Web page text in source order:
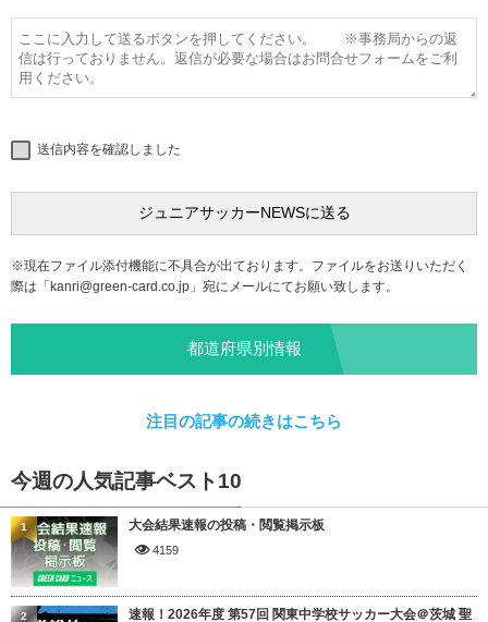
送信内容を確認しました
※現在ファイル添付機能に不具合が出ております。ファイルをお送りいただく
際は「 kanri@green-card.co.jp 」宛にメールにてお願い致します。
都道府県別情報
注目の記事の続きはこちら
今週の人気記事ベスト10
大会結果速報の投稿・閲覧掲示板
4159
1
速報！2026年度 第57回 関東中学校サッカー大会＠茨城 聖
2